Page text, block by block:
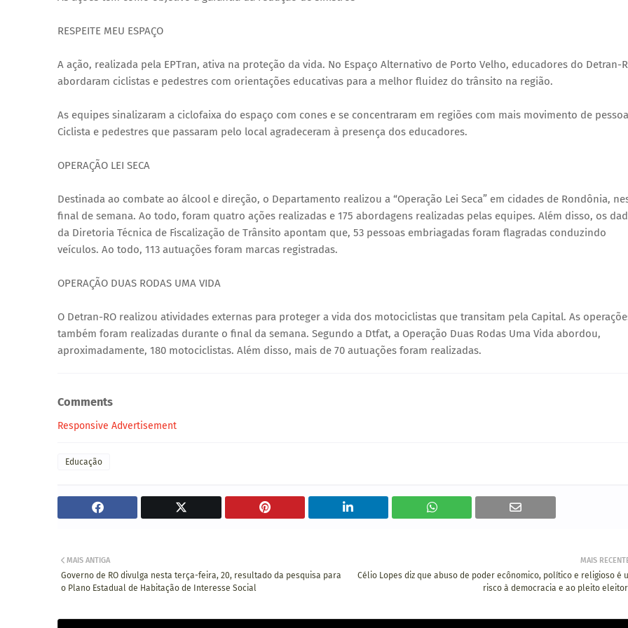
RESPEITE MEU ESPAÇO
A ação, realizada pela EPTran, ativa na proteção da vida. No Espaço Alternativo de Porto Velho, educadores do Detran-
abordaram ciclistas e pedestres com orientações educativas para a melhor fluidez do trânsito na região.
As equipes sinalizaram a ciclofaixa do espaço com cones e se concentraram em regiões com mais movimento de
Ciclista e pedestres que passaram pelo local agradeceram à presença dos educadores.
OPERAÇÃO LEI SECA
Destinada ao combate ao álcool e direção, o Departamento realizou a “Operação Lei Seca” em cidades de Rondônia,
final de semana. Ao todo, foram quatro ações realizadas e 175 abordagens realizadas pelas equipes. Além disso, os
da Diretoria Técnica de Fiscalização de Trânsito apontam que, 53 pessoas embriagadas foram flagradas conduzindo
veículos. Ao todo, 113 autuações foram marcas registradas.
OPERAÇÃO DUAS RODAS UMA VIDA
O Detran-RO realizou atividades externas para proteger a vida dos motociclistas que transitam pela Capital. As
também foram realizadas durante o final da semana. Segundo a Dtfat, a Operação Duas Rodas Uma Vida abordou,
aproximadamente, 180 motociclistas. Além disso, mais de 70 autuações foram realizadas.
Comments
Responsive Advertisement
Educação
MAIS
Célio Lopes diz que abuso de poder ecônomico, político e religioso é
risco à democracia e ao pleito
MAIS ANTIGA
Governo de RO divulga nesta terça-feira, 20, resultado da pesquisa para
o Plano Estadual de Habitação de Interesse Social